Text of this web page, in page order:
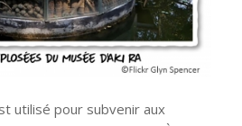
utilisé pour subvenir aux